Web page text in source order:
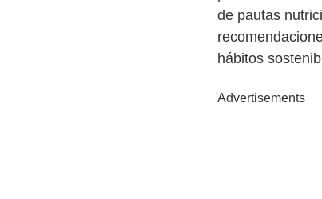
de pautas
hábitos
Advertisements